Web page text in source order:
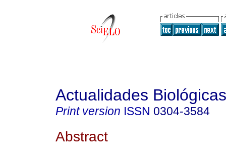
Actualidades Biológicas
Print version ISSN 0304-3584
Abstract